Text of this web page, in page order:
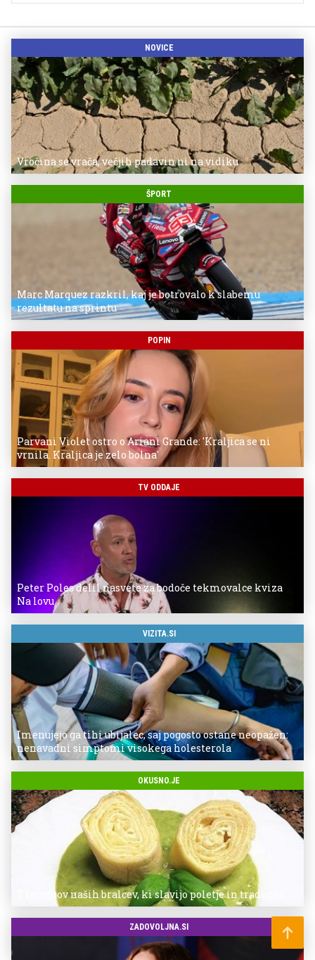
NOVICE
Vročina se vrača, večjih padavin ni na vidiku
ŠPORT
Marc Marquez razkril, kaj je botrovalo k slabemu
rezultatu na sprintu
POPIN
Parvani Violet ostro o Ariani Grande: 'Kraljica se ni
vrnila. Kraljica je zelo bolna'
TV ODDAJE
Peter Poles delil nasvete za bodoče tekmovalce kviza
Na lovu
VIZITA.SI
Imenujejo ga tihi ubijalec, saj pogosto ostane neopažen:
nenavadni simptomi visokega holesterola
OKUSNO.JE
7 receptov naših bralcev, ki slavijo poletje in tradicijo
ZADOVOLJNA.SI